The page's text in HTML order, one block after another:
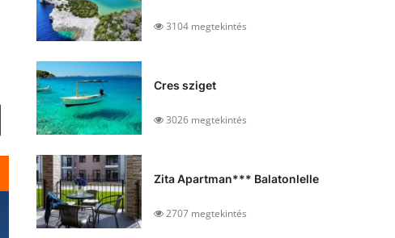
3104 megtekintés
Cres sziget
3026 megtekintés
Zita Apartman*** Balatonlelle
2707 megtekintés